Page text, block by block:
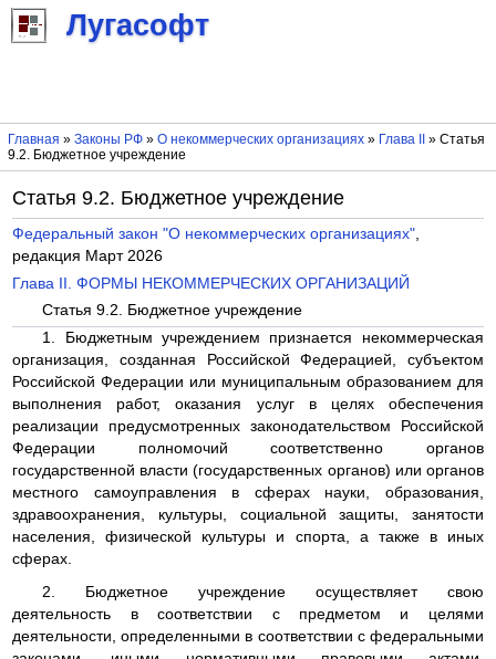
Лугасофт
Главная » Законы РФ» О некоммерческих организациях» Глава II
» Статья
9.2. Бюджетное учреждение
Статья 9.2. Бюджетное учреждение
Федеральный закон "О некоммерческих организациях",
редакция Март 2026
Глава II. ФОРМЫ НЕКОММЕРЧЕСКИХ ОРГАНИЗАЦИЙ
Статья 9.2. Бюджетное учреждение
1. Бюджетным учреждением признается некоммерческая
организация, созданная Российской Федерацией, субъектом
Российской Федерации или муниципальным образованием для
выполнения работ, оказания услуг в целях обеспечения
реализации предусмотренных законодательством Российской
Федерации полномочий соответственно органов
государственной власти (государственных органов) или органов
местного самоуправления в сферах науки, образования,
здравоохранения, культуры, социальной защиты, занятости
населения, физической культуры и спорта, а также в иных
сферах.
2. Бюджетное учреждение осуществляет свою
деятельность в соответствии с предметом и целями
деятельности, определенными в соответствии с федеральными